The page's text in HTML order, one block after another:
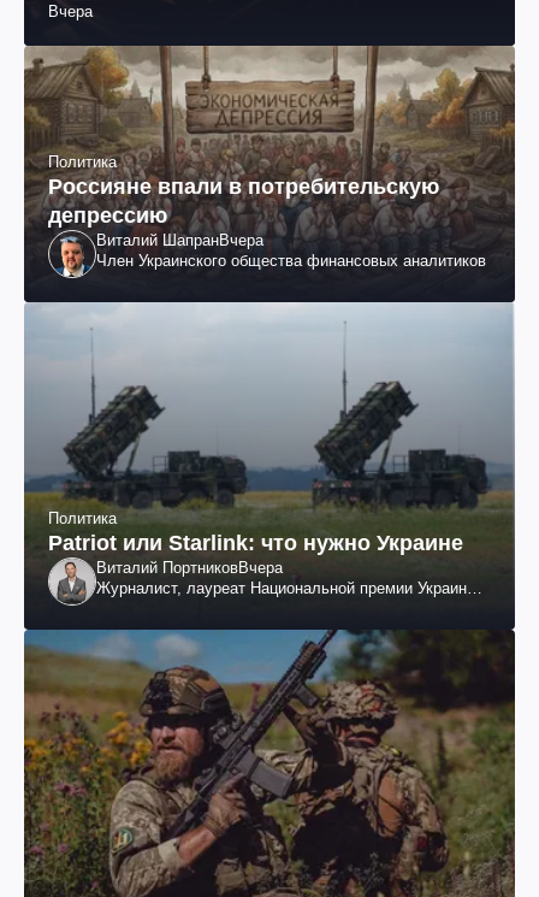
раненых (фото, видео)
Вчера
Политика
Россияне впали в потребительскую
депрессию
Виталий ШапранВчера
Член Украинского общества финансовых аналитиков
Политика
Patriot или Starlink: что нужно Украине
Виталий ПортниковВчера
Журналист, лауреат Национальной премии Украины